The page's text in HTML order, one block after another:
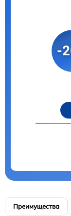
-
Преимущества